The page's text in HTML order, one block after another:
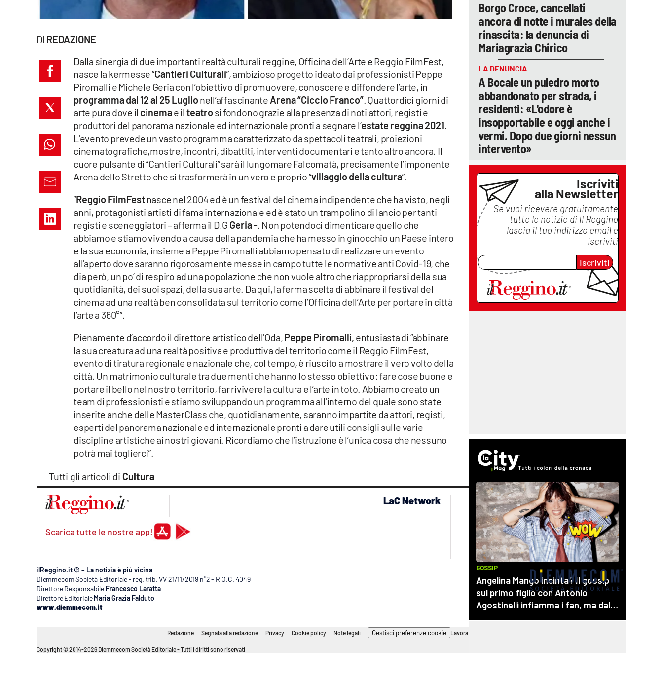
cosenzachannel.it
catanzarochannel.it
lacapitalenews.it
Vai
REDAZIONE
Tutti gli articoli di Cultura
Dalla sinergia di due importanti realtà culturali reggine, Officina dell’Arte e Reggio FilmFest,
nasce la kermesse “Cantieri Culturali”, ambizioso progetto ideato dai professionisti Peppe
Piromalli e Michele Geria con l’obiettivo di promuovere, conoscere e diffondere l’arte, in
programma dal 12 al 25 Luglionell’affascinante Arena “Ciccio Franco”. Quattordici giorni di
arte pura dove il cinemae il teatrosi fondono grazie alla presenza di noti attori, registi e
produttori del panorama nazionale ed internazionale pronti a segnare l’estate reggina 2021.
L’evento prevede un vasto programma caratterizzato da spettacoli teatrali, proiezioni
cinematografiche,mostre, incontri, dibattiti, interventi documentari e tanto altro ancora. Il
cuore pulsante di “Cantieri Culturali” sarà il lungomare Falcomatà, precisamente l’imponente
Arena dello Stretto che si trasformerà in un vero e proprio “villaggio della cultura”.
“Reggio FilmFestnasce nel 2004 ed è un festival del cinema indipendente che ha visto, negli
anni, protagonisti artisti di fama internazionale ed è stato un trampolino di lancio per tanti
registi e sceneggiatori – afferma il D.G Geria-. Non potendoci dimenticare quello che
abbiamo e stiamo vivendo a causa della pandemia che ha messo in ginocchio un Paese intero
e la sua economia, insieme a Peppe Piromalli abbiamo pensato di realizzare un evento
all’aperto dove saranno rigorosamente messe in campo tutte le normative anti Covid-19, che
dia però, un po’ di respiro ad una popolazione che non vuole altro che riappropriarsi della sua
quotidianità, dei suoi spazi, della sua arte. Da qui, la ferma scelta di abbinare il festival del
cinema ad una realtà ben consolidata sul territorio come l’Officina dell’Arte per portare in città
l’arte a 360°”.
Pienamente d’accordo il direttore artistico dell’Oda,Peppe Piromalli, entusiasta di “abbinare
la sua creatura ad una realtà positiva e produttiva del territorio come il Reggio FilmFest,
evento di tiratura regionale e nazionale che, col tempo, è riuscito a mostrare il vero volto della
città. Un matrimonio culturale tra due menti che hanno lo stesso obiettivo: fare cose buone e
portare il bello nel nostro territorio, far rivivere la cultura e l’arte in toto. Abbiamo creato un
team di professionisti e stiamo sviluppando un programma all’interno del quale sono state
inserite anche delle MasterClass che, quotidianamente, saranno impartite da attori, registi,
esperti del panorama nazionale ed internazionale pronti a dare utili consigli sulle varie
discipline artistiche ai nostri giovani. Ricordiamo che l’istruzione è l’unica cosa che nessuno
potrà mai toglierci”.
Borgo Croce, cancellati
ancora di notte i murales della
rinascita: la denuncia di
Mariagrazia Chirico
LA DENUNCIA
A Bocale un puledro morto
abbandonato per strada, i
residenti: «L'odore è
insopportabile e oggi anche i
vermi. Dopo due giorni nessun
intervento»
Iscriviti
alla Newsletter
Se vuoi ricevere gratuitamente
tutte le notizie di Il Reggino
lascia il tuo indirizzo email e
iscriviti
Iscriviti
Scarica tutte le nostre app!
LaC Network
lacplay.it
lactv.it
laconair.it
lacitymag.it
lacapitalenews.it
cosenzachannel.it
ilvibonese.it
catanzarochannel.it
ilReggino.it © – La notizia è più vicina
Diemmecom Società Editoriale - reg. trib. VV 21/11/2019 n°2 - R.O.C. 4049
Direttore Responsabile Francesco Laratta
Direttore Editoriale Maria Grazia Falduto
www.diemmecom.it
Redazione Segnala alla redazione Privacy Cookie policy Note legali Gestisci preferenze cookie Lavora con noi
Copyright © 2014-2026 Diemmecom Società Editoriale - Tutti i diritti sono riservati